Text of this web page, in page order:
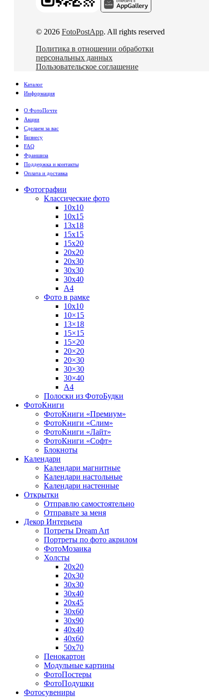
© 2026 FotoPostApp. All rights reserved
Политика в отношении обработки
персональных данных
Пользовательское соглашение
Каталог
Информация
О ФотоПочте
Акции
Сделаем за вас
Бизнесу
FAQ
Франшиза
Поддержка и контакты
Оплата и доставка
Фотографии
Классические фото
10х10
10х15
13х18
15х15
15х20
20х20
20х30
30х30
30х40
А4
Фото в рамке
10х10
10×15
13×18
15×15
15×20
20×20
20×30
30×30
30×40
A4
Полоски из ФотоБудки
ФотоКниги
ФотоКниги «Премиум»
ФотоКниги «Слим»
ФотоКниги «Лайт»
ФотоКниги «Софт»
Блокноты
Календари
Календари магнитные
Календари настольные
Календари настенные
Открытки
Отправлю самостоятельно
Отправьте за меня
Декор Интерьера
Потреты Dream Art
Портреты по фото акрилом
ФотоМозаика
Холсты
20х20
20х30
30х30
30х40
20х45
30х60
30х90
40х40
40х60
50х70
Пенокартон
Модульные картины
ФотоПостеры
ФотоПодушки
Фотоcувениры